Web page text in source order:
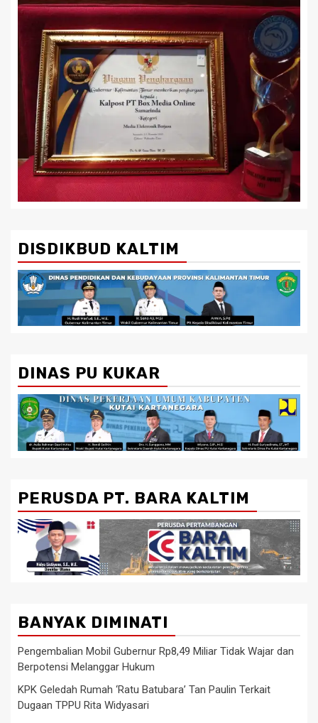
DISDIKBUD KALTIM
DINAS PU KUKAR
PERUSDA PT. BARA KALTIM
BANYAK DIMINATI
Pengembalian Mobil Gubernur Rp8,49 Miliar Tidak Wajar dan
Berpotensi Melanggar Hukum
KPK Geledah Rumah ‘Ratu Batubara’ Tan Paulin Terkait
Dugaan TPPU Rita Widyasari